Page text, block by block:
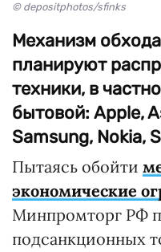
© depositphotos/sfinks
Механизм
планируют
техники, в
бытовой: Apple,
Samsung, Nokia,
Пытаясь обойти
экономические
Минпромторг РФ
подсанкционных